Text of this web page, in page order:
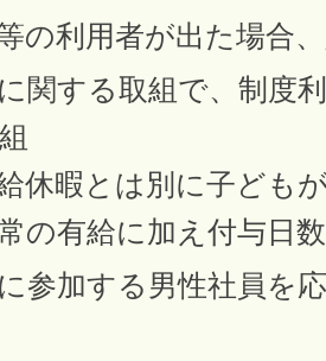
の利用者が出た場合
関する取組で、制度
休暇とは別に子ども
の有給に加え付与日
参加する男性社員を